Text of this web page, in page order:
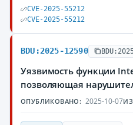
CVE-2025-55212
CVE-2025-55212
BDU:2025-12590
Уязвимость функции
позволяющая
ОПУБЛИКОВАНО: 2025-10-07